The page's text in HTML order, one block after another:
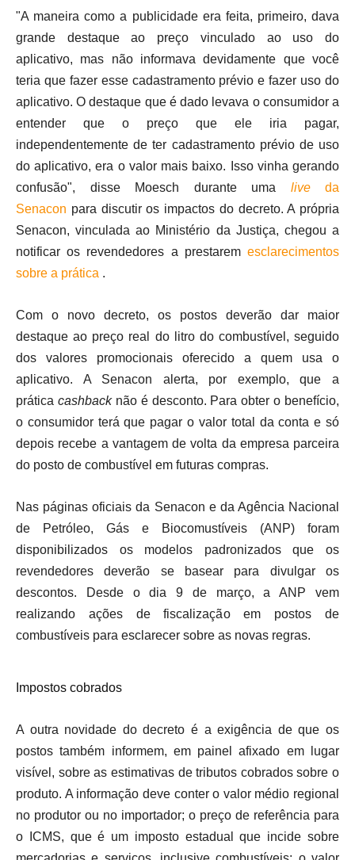
"A maneira como a publicidade era feita, primeiro, dava
grande destaque ao preço vinculado ao uso do
aplicativo, mas não informava devidamente que você
teria que fazer esse cadastramento prévio e fazer uso do
aplicativo. O destaque que é dado levava o consumidor a
entender que o preço que ele iria pagar,
independentemente de ter cadastramento prévio de uso
do aplicativo, era o valor mais baixo. Isso vinha gerando
confusão", disse Moesch durante uma liveda
Senacon para discutir os impactos do decreto. A própria
Senacon, vinculada ao Ministério da Justiça, chegou a
notificar os revendedores a prestaremesclarecimentos
sobre a prática .
Com o novo decreto, os postos deverão dar maior
destaque ao preço real do litro do combustível, seguido
dos valores promocionais oferecido a quem usa o
aplicativo. A Senacon alerta, por exemplo, que a
prática cashback não é desconto. Para obter o benefício,
o consumidor terá que pagar o valor total da conta e só
depois recebe a vantagem de volta da empresa parceira
do posto de combustível em futuras compras.
Nas páginas oficiais da Senacon e da Agência Nacional
de Petróleo, Gás e Biocomustíveis (ANP) foram
disponibilizados os modelos padronizados que os
revendedores deverão se basear para divulgar os
descontos. Desde o dia 9 de março, a ANP vem
realizando ações de fiscalização em postos de
combustíveis para esclarecer sobre as novas regras.
Impostos cobrados
A outra novidade do decreto é a exigência de que os
postos também informem, em painel afixado em lugar
visível, sobre as estimativas de tributos cobrados sobre o
produto. A informação deve conter o valor médio regional
no produtor ou no importador; o preço de referência para
o ICMS, que é um imposto estadual que incide sobre